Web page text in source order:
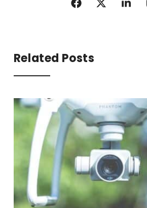
Related Posts